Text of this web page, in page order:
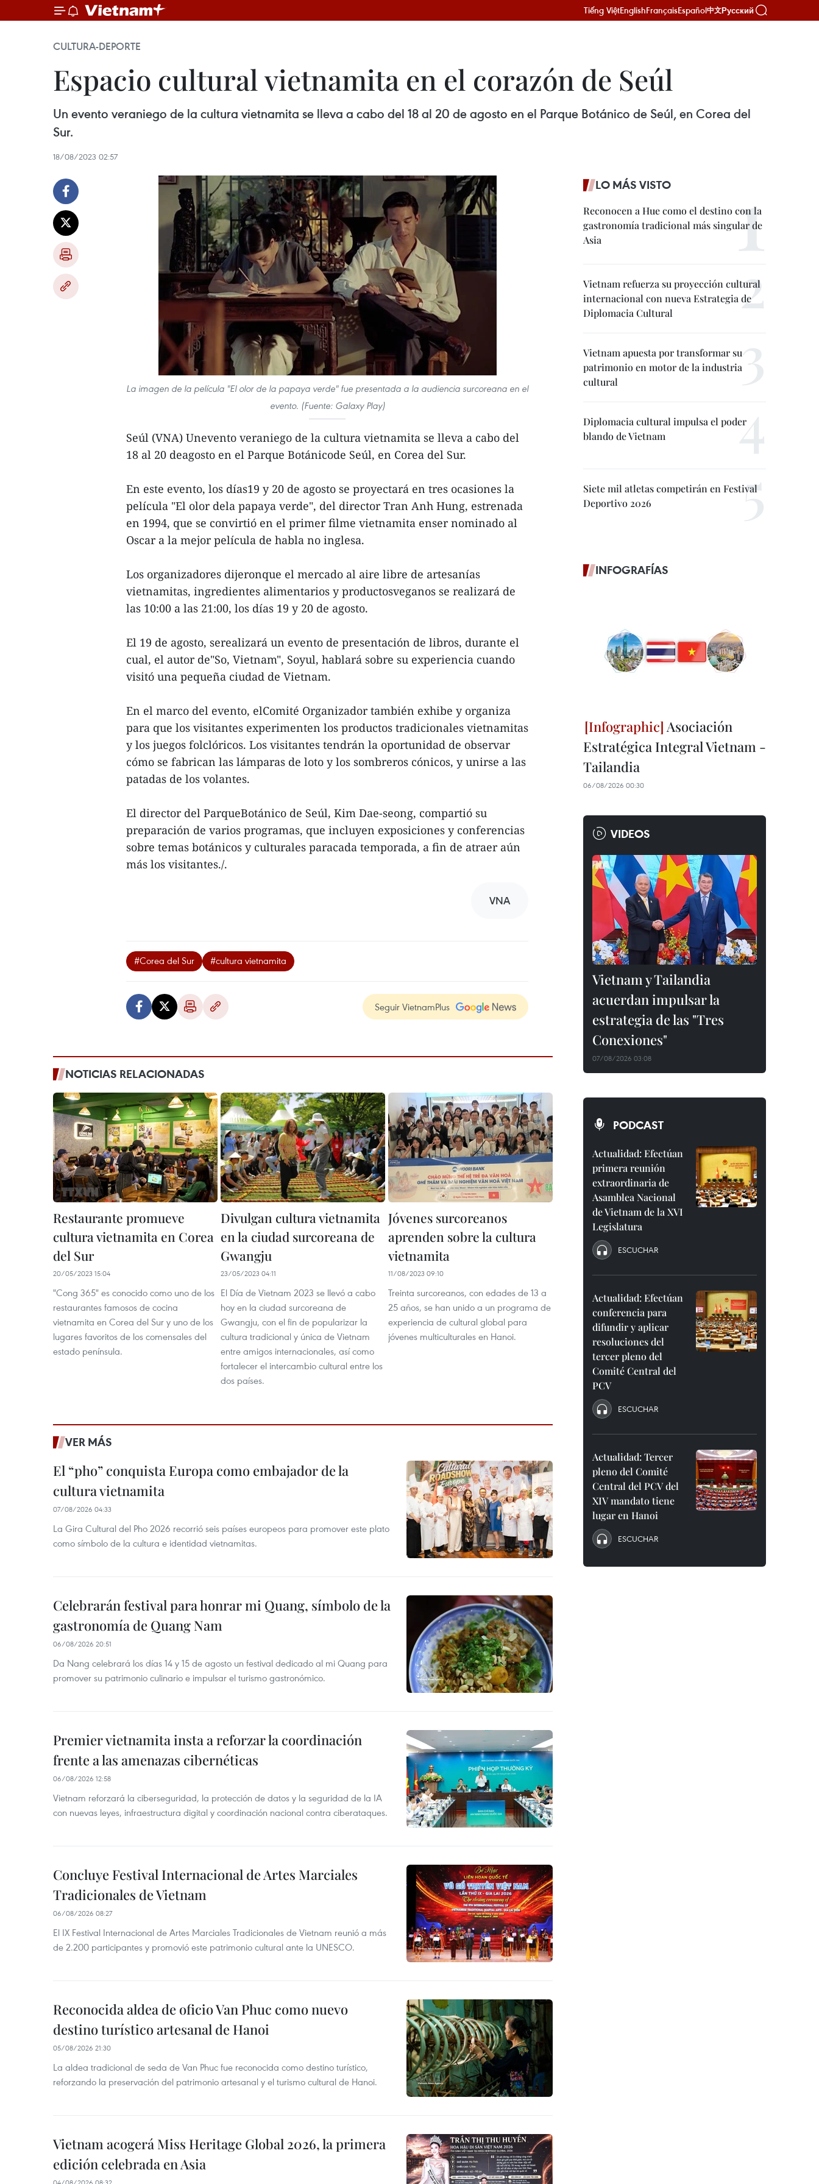
Tiếng ViệtEnglishFrançaisEspañol中文Русский
CULTURA-DEPORTE
Espacio cultural vietnamita en el corazón de Seúl
Un evento veraniego de la cultura vietnamita se lleva a cabo del 18 al 20 de agosto en el Parque Botánico de Seúl, en Corea del
Sur.
18/08/2023 02:57
La imagen de la película "El olor de la papaya verde" fue presentada a la audiencia surcoreana en el
evento. (Fuente: Galaxy Play)
Seúl (VNA) Unevento veraniego de la cultura vietnamita se lleva a cabo del
18 al 20 deagosto en el Parque Botánicode Seúl, en Corea del Sur.
En este evento, los días19 y 20 de agosto se proyectará en tres ocasiones la
película "El olor dela papaya verde", del director Tran Anh Hung, estrenada
en 1994, que se convirtió en el primer filme vietnamita enser nominado al
Oscar a la mejor película de habla no inglesa.
Los organizadores dijeronque el mercado al aire libre de artesanías
vietnamitas, ingredientes alimentarios y productosveganos se realizará de
las 10:00 a las 21:00, los días 19 y 20 de agosto.
El 19 de agosto, serealizará un evento de presentación de libros, durante el
cual, el autor de"So, Vietnam", Soyul, hablará sobre su experiencia cuando
visitó una pequeña ciudad de Vietnam.
En el marco del evento, elComité Organizador también exhibe y organiza
para que los visitantes experimenten los productos tradicionales vietnamitas
y los juegos folclóricos. Los visitantes tendrán la oportunidad de observar
cómo se fabrican las lámparas de loto y los sombreros cónicos, y unirse a las
patadas de los volantes.
El director del ParqueBotánico de Seúl, Kim Dae-seong, compartió su
preparación de varios programas, que incluyen exposiciones y conferencias
sobre temas botánicos y culturales paracada temporada, a fin de atraer aún
más los visitantes./.
VNA
#Corea del Sur #cultura vietnamita
Seguir VietnamPlus
NOTICIAS RELACIONADAS
Restaurante promueve
cultura vietnamita en Corea
del Sur
20/05/2023 15:04
"Cong 365" es conocido como uno de los
restaurantes famosos de cocina
vietnamita en Corea del Sur y uno de los
lugares favoritos de los comensales del
estado península.
Divulgan cultura vietnamita
en la ciudad surcoreana de
Gwangju
23/05/2023 04:11
El Día de Vietnam 2023 se llevó a cabo
hoy en la ciudad surcoreana de
Gwangju, con el fin de popularizar la
cultura tradicional y única de Vietnam
entre amigos internacionales, así como
fortalecer el intercambio cultural entre los
dos países.
Jóvenes surcoreanos
aprenden sobre la cultura
vietnamita
11/08/2023 09:10
Treinta surcoreanos, con edades de 13 a
25 años, se han unido a un programa de
experiencia de cultural global para
jóvenes multiculturales en Hanoi.
VER MÁS
El “pho” conquista Europa como embajador de la
cultura vietnamita
07/08/2026 04:33
La Gira Cultural del Pho 2026 recorrió seis países europeos para promover este plato
como símbolo de la cultura e identidad vietnamitas.
Celebrarán festival para honrar mi Quang, símbolo de la
gastronomía de Quang Nam
06/08/2026 20:51
Da Nang celebrará los días 14 y 15 de agosto un festival dedicado al mi Quang para
promover su patrimonio culinario e impulsar el turismo gastronómico.
Premier vietnamita insta a reforzar la coordinación
frente a las amenazas cibernéticas
06/08/2026 12:58
Vietnam reforzará la ciberseguridad, la protección de datos y la seguridad de la IA
con nuevas leyes, infraestructura digital y coordinación nacional contra ciberataques.
Concluye Festival Internacional de Artes Marciales
Tradicionales de Vietnam
06/08/2026 08:27
El IX Festival Internacional de Artes Marciales Tradicionales de Vietnam reunió a más
de 2.200 participantes y promovió este patrimonio cultural ante la UNESCO.
Reconocida aldea de oficio Van Phuc como nuevo
destino turístico artesanal de Hanoi
05/08/2026 21:30
La aldea tradicional de seda de Van Phuc fue reconocida como destino turístico,
reforzando la preservación del patrimonio artesanal y el turismo cultural de Hanoi.
Vietnam acogerá Miss Heritage Global 2026, la primera
edición celebrada en Asia
LO MÁS VISTO
Reconocen a Hue como el destino con la
gastronomía tradicional más singular de
Asia
Vietnam refuerza su proyección cultural
internacional con nueva Estrategia de
Diplomacia Cultural
Vietnam apuesta por transformar su
patrimonio en motor de la industria
cultural
Diplomacia cultural impulsa el poder
blando de Vietnam
Siete mil atletas competirán en Festival
Deportivo 2026
INFOGRAFÍAS
Asociación
Estratégica Integral Vietnam -
Tailandia
06/08/2026 00:30
VIDEOS
Vietnam y Tailandia
acuerdan impulsar la
estrategia de las "Tres
Conexiones"
07/08/2026 03:08
PODCAST
Actualidad: Efectúan
primera reunión
extraordinaria de
Asamblea Nacional
de Vietnam de la XVI
Legislatura
ESCUCHAR
Actualidad: Efectúan
conferencia para
difundir y aplicar
resoluciones del
tercer pleno del
Comité Central del
PCV
ESCUCHAR
Actualidad: Tercer
pleno del Comité
Central del PCV del
XIV mandato tiene
lugar en Hanoi
ESCUCHAR